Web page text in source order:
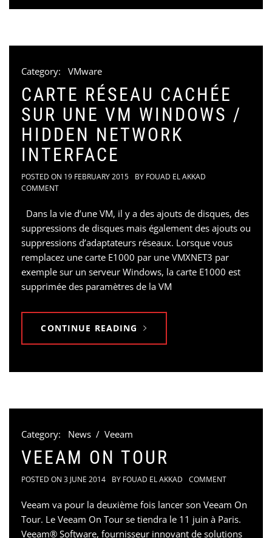
Category: VMware
CARTE RÉSEAU CACHÉE
SUR UNE VM WINDOWS /
HIDDEN NETWORK
INTERFACE
POSTED ON 19 FEBRUARY 2015 BY FOUAD EL AKKAD
COMMENT
Dans la vie d’une VM, il y a des ajouts de disques, des
suppressions de disques mais également des ajouts ou
suppressions d’adaptateurs réseaux. Lorsque vous
remplacez une carte E1000 par une VMXNET3 par
exemple sur un serveur Windows, la carte E1000 est
supprimée des paramètres de la VM
CONTINUE READING
Category: News / Veeam
VEEAM ON TOUR
POSTED ON 3 JUNE 2014 BY FOUAD EL AKKAD COMMENT
Veeam va pour la deuxième fois lancer son Veeam On
Tour. Le Veeam On Tour se tiendra le 11 juin à Paris.
Veeam® Software, fournisseur innovant de solutions